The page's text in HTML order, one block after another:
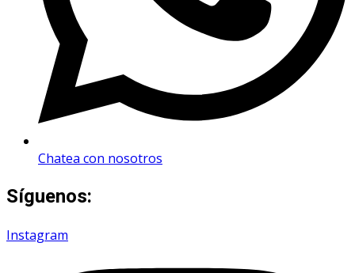
Chatea con nosotros
Síguenos:
Instagram